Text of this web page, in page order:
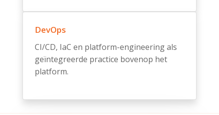
DevOps
CI/CD, IaC en platform-engineering als
geïntegreerde practice bovenop het
platform.